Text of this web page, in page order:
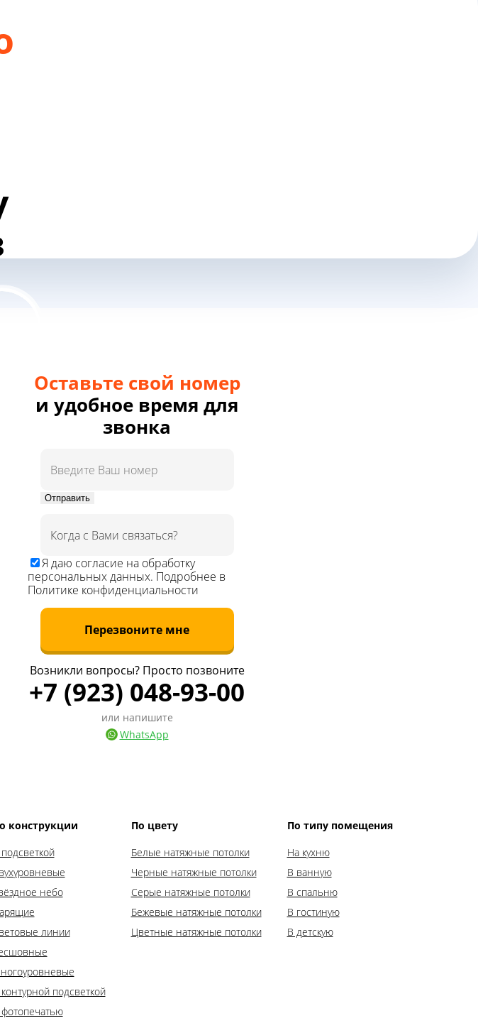
Оставьте свой номер
и удобное время для
звонка
Отправить
Я даю согласие на обработку
персональных данных. Подробнее в
Политике конфиденциальности
Перезвоните мне
Возникли вопросы? Просто позвоните
+7 (923) 048-93-00
или напишите
WhatsApp
конструкции
небо
линии
подсветкой
По цвету
Белые натяжные потолки
Черные натяжные потолки
Серые натяжные потолки
Бежевые натяжные потолки
Цветные натяжные потолки
По типу помещения
На кухню
В ванную
В спальню
В гостиную
В детскую